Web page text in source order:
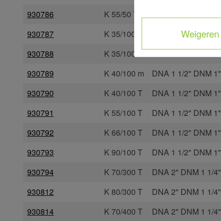
930786
K 55/50 T
930787
K 35/100 m DNA 1 1/2" DNM 1"
930788
K 35/100 T DNA 1 1/2" DNM 1"
930789
K 40/100 m DNA 1 1/2" DNM 1"
930790
K 40/100 T DNA 1 1/2" DNM 1"
930791
K 55/100 T DNA 1 1/2" DNM 1"
930792
K 66/100 T DNA 1 1/2" DNM 1"
930793
K 90/100 T DNA 1 1/2" DNM 1"
930794
K 70/300 T DNA 2" DNM 1 1/4"
930812
K 80/300 T DNA 2" DNM 1 1/4"
930814
K 70/400 T DNA 2" DNM 1 1/4"
Weigeren